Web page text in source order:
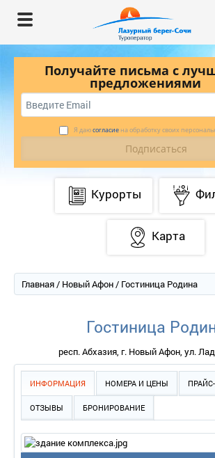
Получайте письма с
предложениями
Я даюсогласие на обработку своих
Курорты
Карта
Главная/ Новый Афон/ Гостиница Родина
Гостиница
респ. Абхазия, г. Новый Афон, ул.
ИНФОРМАЦИЯ НОМЕРА И ЦЕНЫ
ОТЗЫВЫ БРОНИРОВАНИЕ